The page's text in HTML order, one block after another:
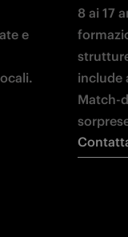
e
8 ai 17
include
Match-